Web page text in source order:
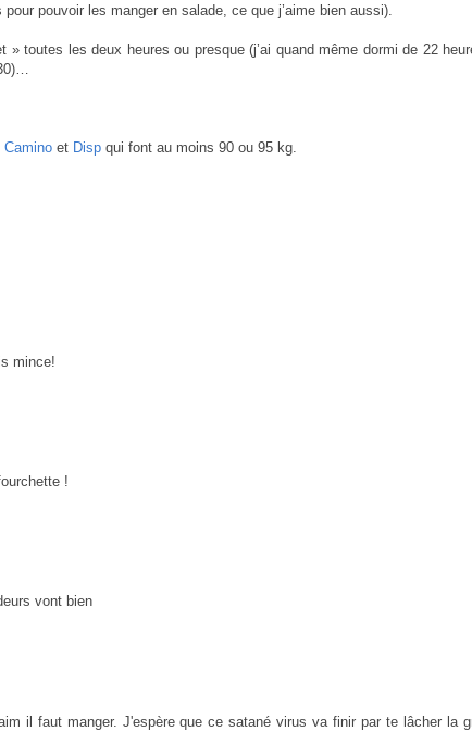
pouvoir les manger en salade, ce que j’aime bien aussi).
» toutes les deux heures ou presque (j’ai quand même dormi de 22
Camino et Disp qui font au moins 90 ou 95 kg.
mince!
!
vont bien
il faut manger. J'espère que ce satané virus va finir par te lâcher la